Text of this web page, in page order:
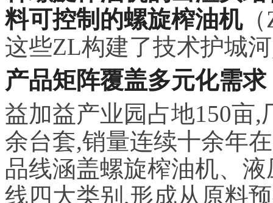
料可控制的螺旋榨油机（
这些ZL构建了技术护城
产品矩阵覆盖多元化需求
益加益产业园占地150亩,
余台套,销量连续十余年
品线涵盖螺旋榨油机、
线四大类别,形成从原料